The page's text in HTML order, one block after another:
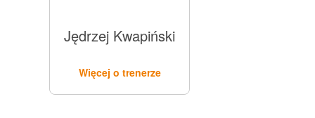
Jędrzej Kwapiński
Więcej o trenerze